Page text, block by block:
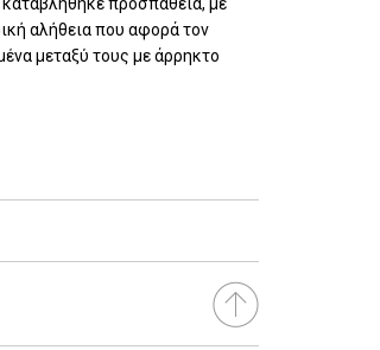
αλήθεια που αφορά τον
μεταξύ τους με άρρηκτο